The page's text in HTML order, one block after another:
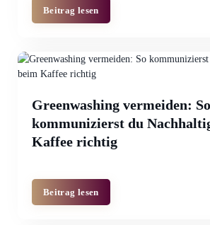
Beitrag lesen
Greenwashing vermeiden: So
kommunizierst du
Kaffee richtig
Beitrag lesen